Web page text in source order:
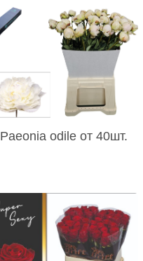
Paeonia odile от 40шт.